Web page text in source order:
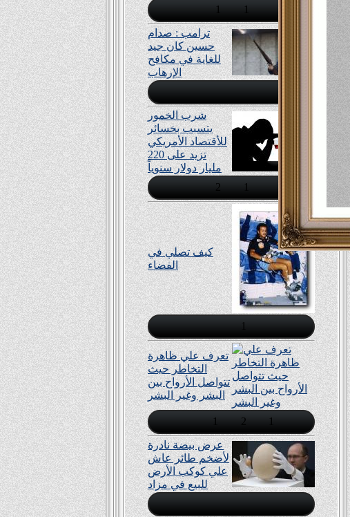
1
1
ترامب : صدام
حسين كان جيد
للغاية في مكافح
الإرهاب
شرب الخمور
يتسبب بخسائر
للأقتصاد الأمريكي
تزيد على 220
مليار دولار سنوياً
2
1
كيف تصلي في
الفضاء
1
تعرف علي ظاهرة
التخاطر حيث
تتواصل اﻷرواح بين
البشر وغير البشر
1 2
1
عرض بيضة نادرة
لأضخم طائر عاش
علي كوكب اﻷرض
للبيع في مزاد